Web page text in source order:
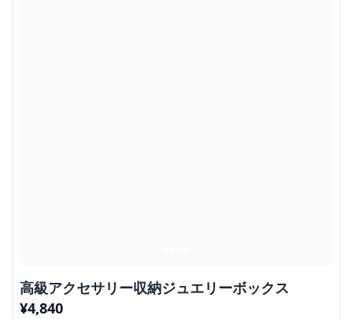
高級アクセサリー収納ジュエリーボックス
¥4,840